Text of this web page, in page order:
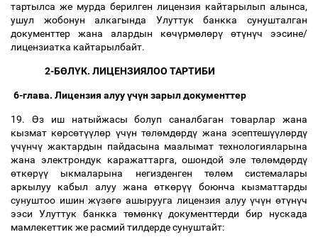
тартылса же мурда берилген лицензия кайтарылып алынса,
ушул жобонун алкагында Улуттук банкка сунушталган
документтер жана алардын көчүрмөлөрү өтүнүч ээсине/
лицензиатка кайтарылбайт.
2-БӨЛҮК. ЛИЦЕНЗИЯЛОО ТАРТИБИ
6-глава. Лицензия алууүчүн зарыл документтер
19. Өз иш натыйжасы болуп саналбаган товарлар жана
кызмат көрсөтүүлөр үчүн төлөмдөрдү жана эсептешүүлөрдү
үчүнчү жактардын пайдасына маалымат технологияларына
жана электрондук каражаттарга, ошондой эле төлөмдөрдү
өткөрүү ыкмаларына негизденген төлөм системалары
аркылуу кабыл алуу жанаөткөрүү боюнча кызматтарды
сунуштоо ишин жүзөгө ашырууга лицензия алууүчүнөтүнүч
ээси Улуттук банкка төмөнкүдокументтерди бир нускада
мамлекеттик же расмий тилдерде сунуштайт: